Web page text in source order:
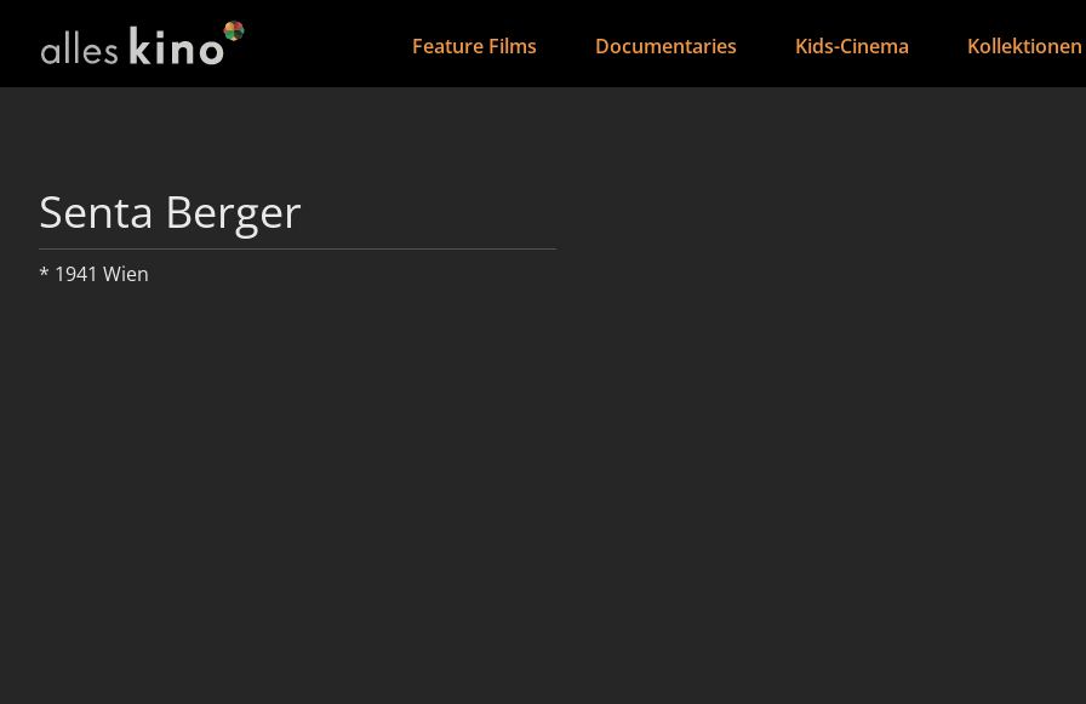
Feature Films Documentaries Kids-Cinema Kollektionen
Senta Berger
* 1941 Wien